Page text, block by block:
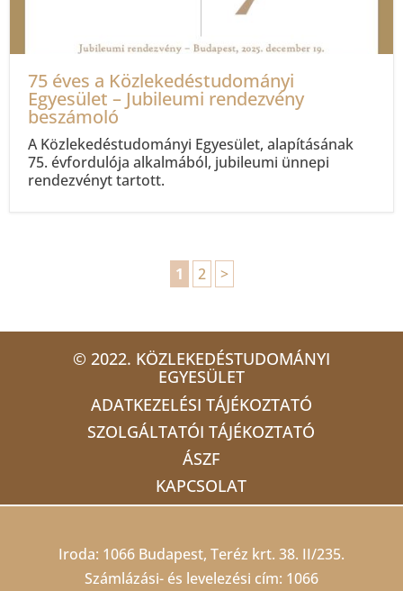
75 éves a Közlekedéstudományi
Egyesület – Jubileumi rendezvény
beszámoló
A Közlekedéstudományi Egyesület, alapításának
75. évfordulója alkalmából, jubileumi ünnepi
rendezvényt tartott.
1 2 >
© 2022. KÖZLEKEDÉSTUDOMÁNYI
EGYESÜLET
ADATKEZELÉSI TÁJÉKOZTATÓ
SZOLGÁLTATÓI TÁJÉKOZTATÓ
ÁSZF
KAPCSOLAT
Iroda: 1066 Budapest, Teréz krt. 38. II/235.
Számlázási- és levelezési cím: 1066